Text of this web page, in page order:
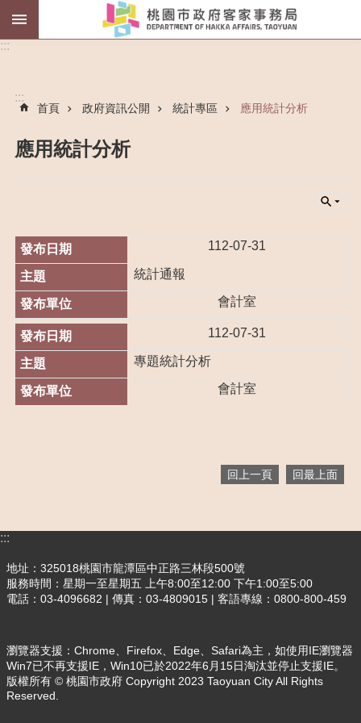
客
認
證
尋
認
識
我
們
訊
家
便
民
服
業
務
資
訊
:::
:::
首頁 政府資訊公開 統計專區 應用統計分析
應用統計分析
112-07-31
統計通報
會計室
112-07-31
專題統計分析
會計室
回上一頁 回最上面
:::
地址：325018桃園市龍潭區中正路三林段500號
服務時間：星期一至星期五 上午8:00至12:00 下午1:00至5:00
電話：03-4096682 | 傳真：03-4809015 | 客語專線：0800-800-459
瀏覽器支援：Chrome、Firefox、Edge、Safari為主，如使用IE瀏覽器
Win7已不再支援IE，Win10已於2022年6月15日淘汰並停止支援IE。
版權所有 © 桃園市政府 Copyright 2023 Taoyuan City All Rights
Reserved.